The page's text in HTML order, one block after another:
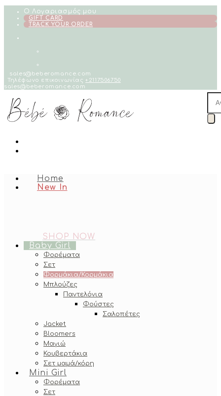
Skip
content
Ο Λογαριασμός μου
GIFT CARD
TRACK YOUR ORDER
sales@beberomance.com
Τηλέφωνο επικοινωνίας+2117506750
sales@beberomance.com
Home
New In
SHOP NOW
Baby Girl
Φορέματα
Σετ
Φορμάκια/Κορμάκια
Μπλούζες
Παντελόνια
Φούστες
Σαλοπέτες
Jacket
Bloomers
Μαγιώ
Κουβερτάκια
Σετ μαμά/κόρη
Mini Girl
Φορέματα
Σετ